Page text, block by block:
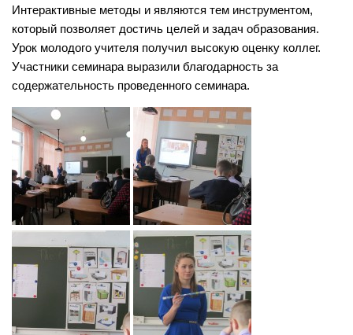
Сетевой учитель
Адреса педагогического опыта
Требования к публикации
Математика, физика, информатика
Русский язык и литература
Иностранный язык
Дошкольное образование
ММО
Родителям
Интерактивные методы и являются тем инструментом,
который позволяет достичь целей и задач образования.
Урок молодого учителя получил высокую оценку коллег.
Участники семинара выразили благодарность за
содержательность проведенного семинара.